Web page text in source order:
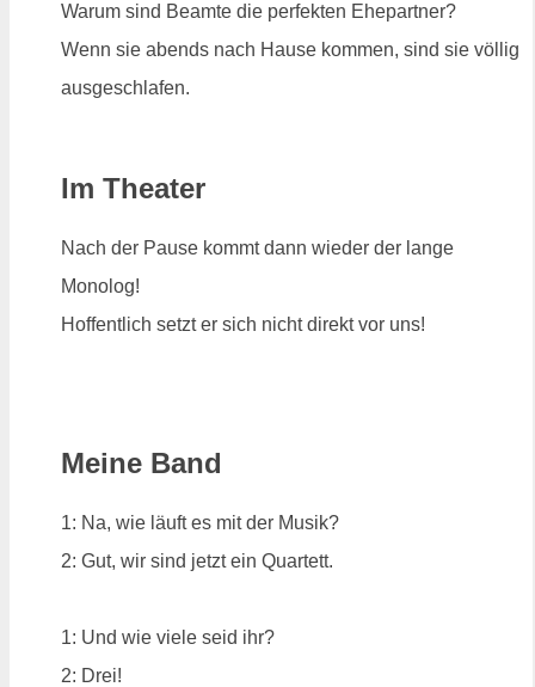
Warum sind Beamte die perfekten Ehepartner?
Wenn sie abends nach Hause kommen, sind sie völlig
ausgeschlafen.
Im Theater
Nach der Pause kommt dann wieder der lange
Monolog!
Hoffentlich setzt er sich nicht direkt vor uns!
Meine Band
1: Na, wie läuft es mit der Musik?
2: Gut, wir sind jetzt ein Quartett.
1: Und wie viele seid ihr?
2: Drei!